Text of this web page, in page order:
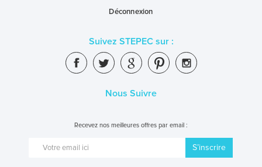
Déconnexion
Suivez STEPEC sur :
Nous Suivre
Recevez nos meilleures offres par email :
S’inscrire